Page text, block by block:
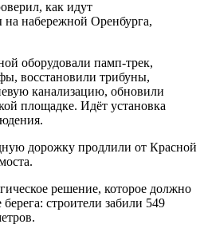
как идут
на набережной Оренбурга,
оборудовали памп-трек,
восстановили трибуны,
канализацию, обновили
площадке. Идёт установка
дорожку продлили от Красной
решение, которое должно
строители забили 549